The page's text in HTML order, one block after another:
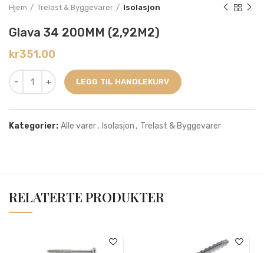
Hjem Trelast & Byggevarer Isolasjon
Glava 34 200MM (2,92M2)
kr351.00
LEGG TIL HANDLEKURV
Kategorier: Alle varer, Isolasjon , Trelast & Byggevarer
RELATERTE PRODUKTER